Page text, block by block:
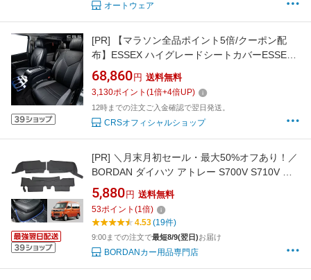
オートウェア
[PR]
【マラソン全品ポイント5倍/クーポン配
布】ESSEX ハイグレードシートカバーESSEX
japanロゴ入りハイエース S-GL用 1型〜9型対
応
68,860 円 送料無料
3,130ポイント (1倍+4倍UP)
12時までの注文ご入金確認で翌日発送。
CRSオフィシャルショップ
[PR] ＼月末月初セール・最大50%オフあり！／
BORDAN ダイハツ アトレー S700V S710V デ
ッキカバー フロント リア シートカバー エンジ
ンルームカバー フロアカバー エンジンルーム
断熱 傷防止 汚れ 防止 ブラック PVC 内装パー
ツ Atrai レザー 3枚入り 1年保証
5,880 円 送料無料
53ポイント (1倍)
4.53(19件)
9:00までの注文で最短8/9(翌日)お届け
BORDANカー用品専門店